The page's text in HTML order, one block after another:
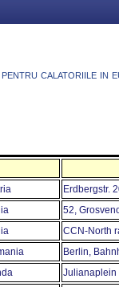
calatoriile in
Erdbergstr.
52,
CCN-North
Berlin,
Julianaplein